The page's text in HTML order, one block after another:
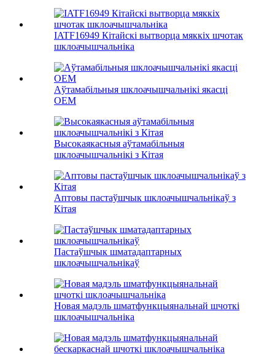
IATF16949 Кітайскі вытворца мяккіх шчотак
шклоачышчальніка
Аўтамабільныя шклоачышчальнікі якасці
OEM
Высокаякасныя аўтамабільныя
шклоачышчальнікі з Кітая
Аптовы пастаўшчык шклоачышчальнікаў з
Кітая
Пастаўшчык шматадаптарных
шклоачышчальнікаў
Новая мадэль шматфункцыянальнай шчоткі
шклоачышчальніка